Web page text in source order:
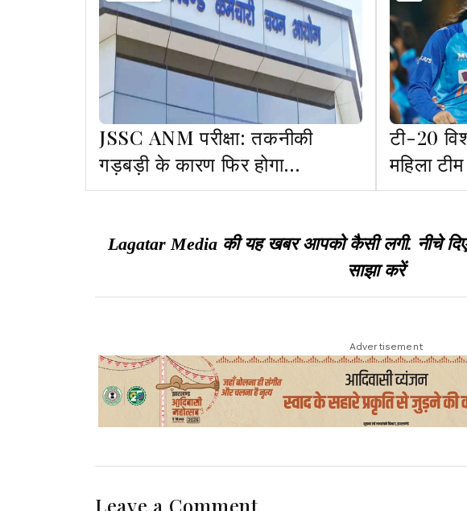
JSSC ANM परीक्षा: तकनीकी
गड़बड़ी के कारण फिर होगा
बायोमेट्रिक सत्यापन
टी-20
महिला
Lagatar Media की यह खबर आपको कैसी लगी. नीचे
साझा करें
Advertisement
Leave a Comment